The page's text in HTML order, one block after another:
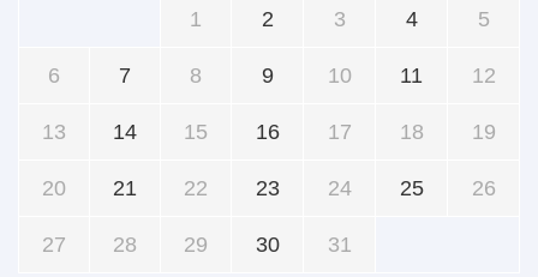
1 2 3 4 5
6 7 8 9 10 11 12
13 14 15 16 17 18 19
20 21 22 23 24 25 26
27 28 29 30 31